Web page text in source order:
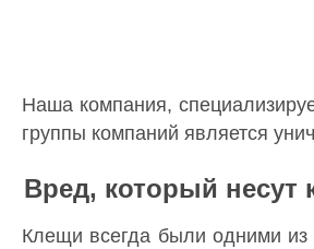
Наша компания,
группы компаний является
Вред, который несут
Клещи всегда были одними из